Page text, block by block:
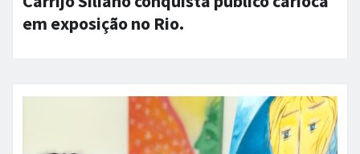
em exposição no Rio.